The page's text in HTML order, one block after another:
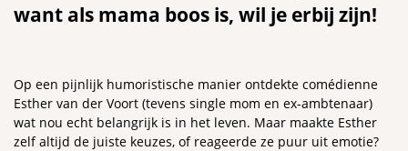
want als mama boos is, wil je erbij zijn!
Op een pijnlijk humoristische manier ontdekte comédienne
Esther van der Voort (tevens single mom en ex-ambtenaar)
wat nou echt belangrijk is in het leven. Maar maakte Esther
zelf altijd de juiste keuzes, of reageerde ze puur uit emotie?